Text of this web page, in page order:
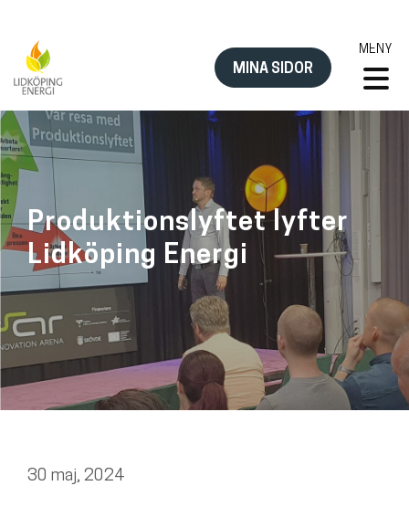
Hoppa
innehåll
MINA SIDOR
MENY
Produktionslyftet lyfter
Lidköping Energi
30 maj, 2024